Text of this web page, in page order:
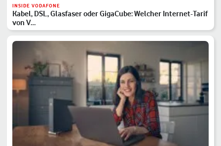
INSIDE VODAFONE
Kabel, DSL, Glasfaser oder GigaCube: Welcher Internet-Tarif
von V…